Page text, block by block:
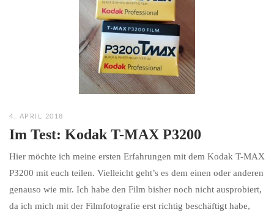
4. APRIL 2018
Im Test: Kodak T-MAX P3200
Hier möchte ich meine ersten Erfahrungen mit dem Kodak T-MAX
P3200 mit euch teilen. Vielleicht geht’s es dem einen oder anderen
genauso wie mir. Ich habe den Film bisher noch nicht ausprobiert,
da ich mich mit der Filmfotografie erst richtig beschäftigt habe,